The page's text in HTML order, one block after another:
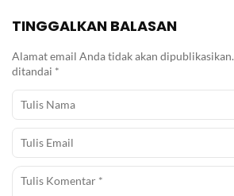
TINGGALKAN BALASAN
Alamat email Anda tidak akan dipublikasikan.
ditandai *